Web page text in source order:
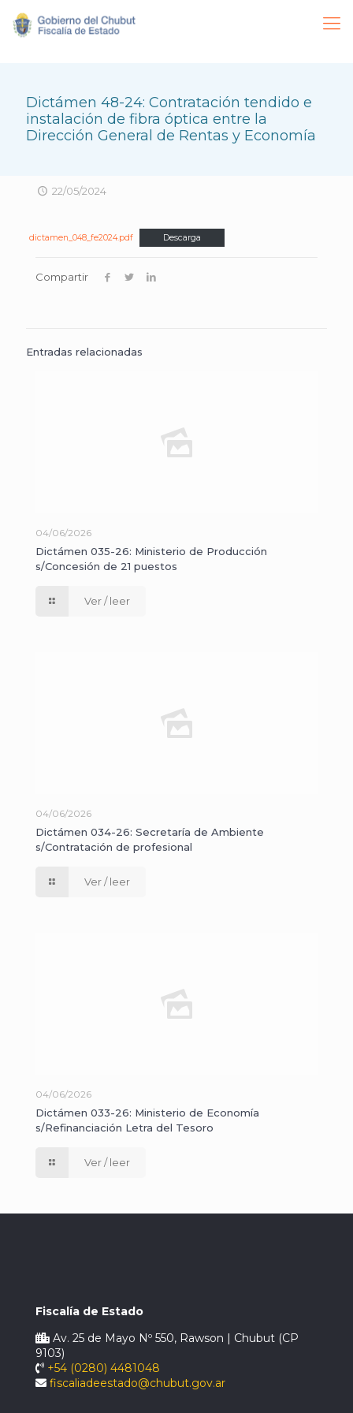
Dictámen 48-24: Contratación tendido e
instalación de fibra óptica entre la
Dirección General de Rentas y Economía
22/05/2024
dictamen_048_fe2024.pdf Descarga
Compartir
Entradas relacionadas
04/06/2026
Dictámen 035-26: Ministerio de Producción
s/Concesión de 21 puestos
Ver / leer
04/06/2026
Dictámen 034-26: Secretaría de Ambiente
s/Contratación de profesional
Ver / leer
04/06/2026
Dictámen 033-26: Ministerio de Economía
s/Refinanciación Letra del Tesoro
Ver / leer
Fiscalía de Estado
Av. 25 de Mayo Nº 550, Rawson | Chubut (CP
9103)
+54 (0280) 4481048
fiscaliadeestado@chubut.gov.ar